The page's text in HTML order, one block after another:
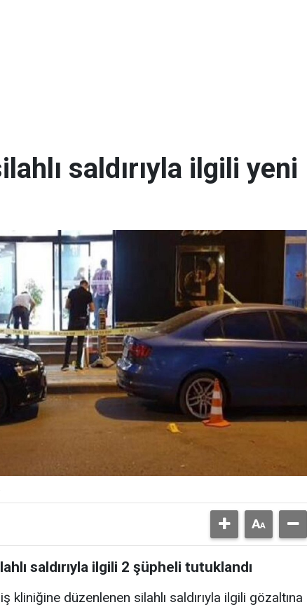
saldırıyla ilgili yeni
saldırıyla ilgili 2 şüpheli tutuklandı
kliniğine düzenlenen silahlı saldırıyla ilgili gözaltına